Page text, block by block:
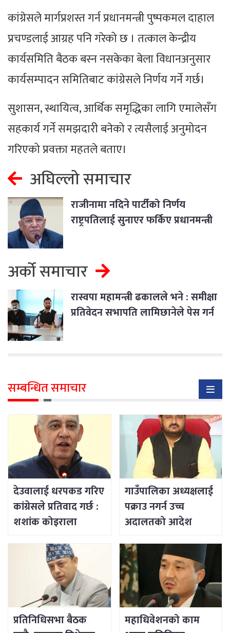
कांग्रेसले मार्गप्रशस्त गर्न प्रधानमन्त्री पुष्पकमल दाहाल
प्रचण्डलाई आग्रह पनि गरेको छ । तत्काल केन्द्रीय
कार्यसमिति बैठक बस्न नसकेका बेला विधानअनुसार
कार्यसम्पादन समितिबाट कांग्रेसले निर्णय गर्ने गर्छ।
सुशासन, स्थायित्व, आर्थिक समृद्धिका लागि एमालेसँग
सहकार्य गर्ने समझदारी बनेको र त्यसैलाई अनुमोदन
गरिएको प्रवक्ता महतले बताए।
अघिल्लो समाचार
राजीनामा नदिने पार्टीको निर्णय
राष्ट्रपतिलाई सुनाएर फर्किए प्रधानमन्त्री
अर्को समाचार
रास्वपा महामन्त्री ढकालले भने : समीक्षा
प्रतिवेदन सभापति लामिछानेले पेस गर्न
सम्बन्धित समाचार
देउवालाई धरपकड गरिए
कांग्रेसले प्रतिवाद गर्छ :
शशांक कोइराला
गाउँपालिका अध्यक्षलाई
पक्राउ नगर्न उच्च
अदालतको आदेश
प्रतिनिधिसभा बैठक
महाधिवेशनको काम